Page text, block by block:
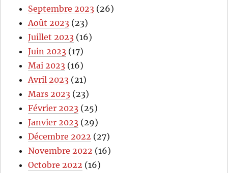
Septembre 2023 (26)
Août 2023 (23)
Juillet 2023 (16)
Juin 2023 (17)
Mai 2023 (16)
Avril 2023 (21)
Mars 2023 (23)
Février 2023 (25)
Janvier 2023 (29)
Décembre 2022 (27)
Novembre 2022 (16)
Octobre 2022 (16)